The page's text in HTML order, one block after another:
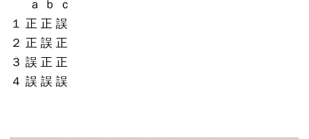
ａ ｂ ｃ
１ 正 正 誤
２ 正 誤 正
３ 誤 正 正
４ 誤 誤 誤